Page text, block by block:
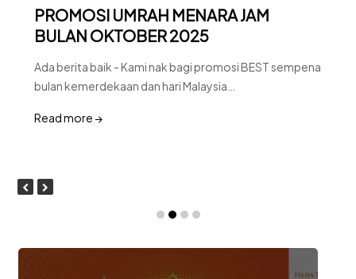
PROMOSI UMRAH MENARA JAM
BULAN OKTOBER 2025
Ada berita baik - Kami nak bagi promosi BEST sempena
bulan kemerdekaan dan hari Malaysia…
Read more→